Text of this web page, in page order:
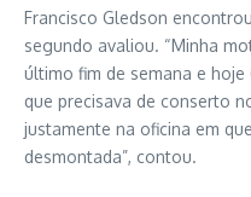
Francisco Gledson
segundo avaliou. “Minha
último fim de semana e
que precisava de conserto
justamente na oficina em
desmontada”, contou.